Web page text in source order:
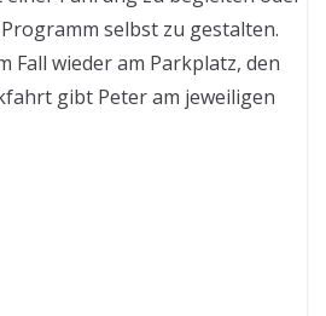
selbst zu gestalten.
Fall wieder am Parkplatz, den
gibt Peter am jeweiligen